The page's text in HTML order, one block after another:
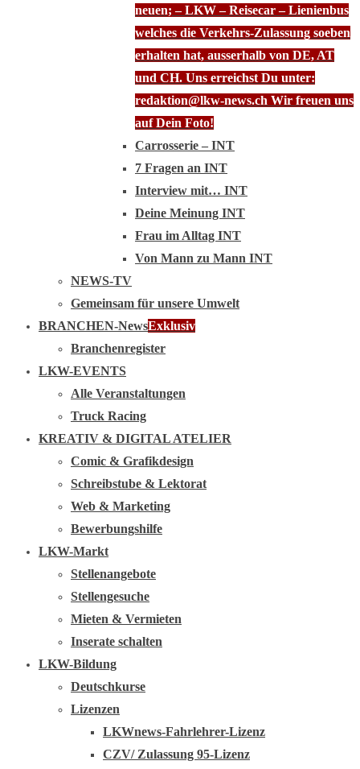
neuen; – LKW – Reisecar – Lienienbus
welches die Verkehrs-Zulassung soeben
erhalten hat, ausserhalb von DE, AT
und CH. Uns erreichst Du unter:
redaktion@lkw-news.ch Wir freuen uns
auf Dein Foto!
Carrosserie – INT
7 Fragen an INT
Interview mit… INT
Deine Meinung INT
Frau im Alltag INT
Von Mann zu Mann INT
NEWS-TV
Gemeinsam für unsere Umwelt
BRANCHEN-NewsExklusiv
Branchenregister
LKW-EVENTS
Alle Veranstaltungen
Truck Racing
KREATIV & DIGITAL ATELIER
Comic & Grafikdesign
Schreibstube & Lektorat
Web & Marketing
Bewerbungshilfe
LKW-Markt
Stellenangebote
Stellengesuche
Mieten & Vermieten
Inserate schalten
LKW-Bildung
Deutschkurse
Lizenzen
LKWnews-Fahrlehrer-Lizenz
CZV/ Zulassung 95-Lizenz